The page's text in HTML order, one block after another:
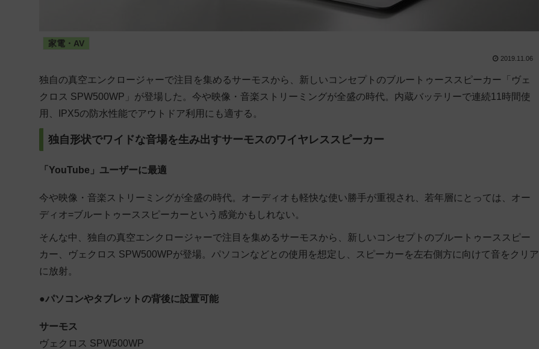
家電・AV
2019.11.06
独自の真空エンクロージャーで注目を集めるサーモスから、新しいコンセプトのブルートゥーススピーカー「ヴェ
クロス SPW500WP」が登場した。今や映像・音楽ストリーミングが全盛の時代。内蔵バッテリーで連続11時間使
用、IPX5の防水性能でアウトドア利用にも適する。
独自形状でワイドな音場を生み出すサーモスのワイヤレススピーカー
「YouTube」ユーザーに最適
今や映像・音楽ストリーミングが全盛の時代。オーディオも軽快な使い勝手が重視され、若年層にとっては、オー
ディオ=ブルートゥーススピーカーという感覚かもしれない。
そんな中、独自の真空エンクロージャーで注目を集めるサーモスから、新しいコンセプトのブルートゥーススピー
カー、ヴェクロス SPW500WPが登場。パソコンなどとの使用を想定し、スピーカーを左右側方に向けて音をクリア
に放射。
●パソコンやタブレットの背後に設置可能
サーモス
ヴェクロス SPW500WP